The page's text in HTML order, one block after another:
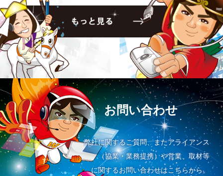
お問い合わせ
弊社に関するご質問、またアライアンス
（協業・業務提携）や営業、取材等
に関するお問い合わせはこちらから。